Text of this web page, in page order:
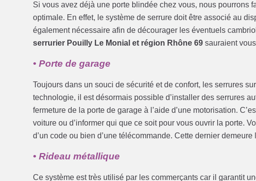
Si vous avez déjà une porte blindée chez vous, nous pourrons
optimale. En effet, le système de serrure doit être associé au
également nécessaire afin de décourager les éventuels
serrurier Pouilly Le Monial et région Rhône 69 sauraient
• Porte de garage
Toujours dans un souci de sécurité et de confort, les serrures
technologie, il est désormais possible d’installer des serrures
fermeture de la porte de garage à l’aide d’une motorisation.
voiture ou d’informer qui que ce soit pour vous ouvrir la porte.
d’un code ou bien d’une télécommande. Cette dernier
• Rideau métallique
Ce système est très utilisé par les commerçants car il garantit